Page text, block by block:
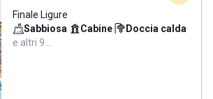
Finale Ligure
Sabbiosa· Cabine· Doccia calda·
e altri 9…